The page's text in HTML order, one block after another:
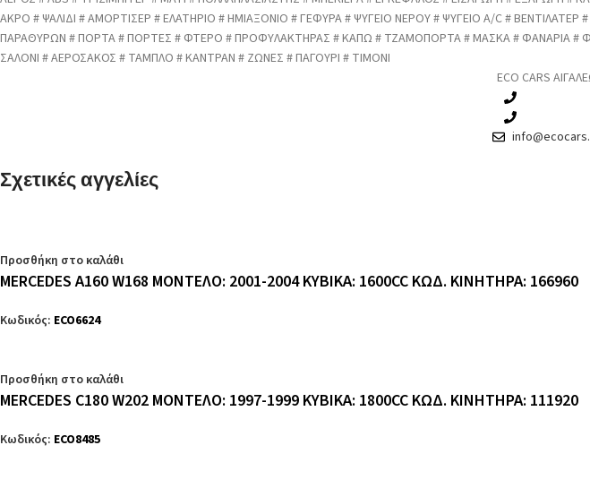
ΑΚΡΟ # ΨΑΛΙΔΙ # ΑΜΟΡΤΙΣΕΡ # ΕΛΑΤΗΡΙΟ # ΗΜΙΑΞΟΝΙΟ # ΓΕΦΥΡΑ # ΨΥΓΕΙΟ ΝΕΡΟΥ # ΨΥΓΕΙΟ A/C #
ΠΑΡΑΘΥΡΩΝ # ΠΟΡΤΑ # ΠΟΡΤΕΣ # ΦΤΕΡΟ # ΠΡΟΦΥΛΑΚΤΗΡΑΣ # ΚΑΠΩ # ΤΖΑΜΟΠΟΡΤΑ # ΜΑΣΚΑ # ΦΑΝΑΡΙΑ #
ΣΑΛΟΝΙ # ΑΕΡΟΣΑΚΟΣ # ΤΑΜΠΛΟ # ΚΑΝΤΡΑΝ # ΖΩΝΕΣ # ΠΑΓΟΥΡΙ # ΤΙΜΟΝΙ
ECO CARS
Σχετικές αγγελίες
Προσθήκη στο καλάθι
MERCEDES A160 W168 ΜΟΝΤΕΛΟ: 2001-2004 ΚΥΒΙΚΑ: 1600CC ΚΩΔ. ΚΙΝΗΤΗΡΑ: 166960
Κωδικός: ECO6624
Προσθήκη στο καλάθι
MERCEDES C180 W202 ΜΟΝΤΕΛΟ: 1997-1999 ΚΥΒΙΚΑ: 1800CC ΚΩΔ. ΚΙΝΗΤΗΡΑ: 111920
Κωδικός: ECO8485